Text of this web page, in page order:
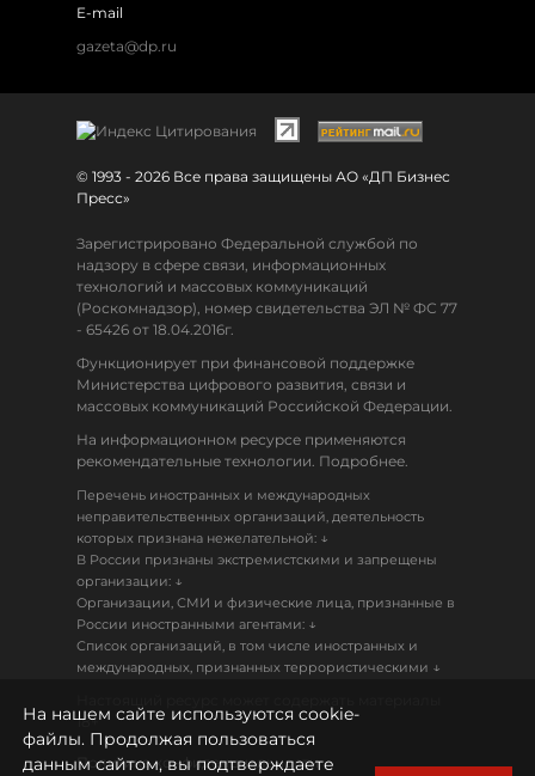
E-mail
gazeta@dp.ru
© 1993 - 2026 Все права защищены АО «ДП Бизнес
Пресс»
Зарегистрировано Федеральной службой по
надзору в сфере связи, информационных
технологий и массовых коммуникаций
(Роскомнадзор), номер свидетельства ЭЛ № ФС 77
- 65426 от 18.04.2016г.
Функционирует при финансовой поддержке
Министерства цифрового развития, связи и
массовых коммуникаций Российской Федерации.
На информационном ресурсе применяются
рекомендательные технологии. Подробнее.
Перечень иностранных и международных
неправительственных организаций, деятельность
которых признана нежелательной: ↓
В России признаны экстремистскими и запрещены
организации: ↓
Организации, СМИ и физические лица, признанные в
России иностранными агентами: ↓
Список организаций, в том числе иностранных и
международных, признанных террористическими ↓
18+
Политика конфиденциальности
На нашем сайте используются cookie-
файлы. Продолжая пользоваться
данным сайтом, вы подтверждаете